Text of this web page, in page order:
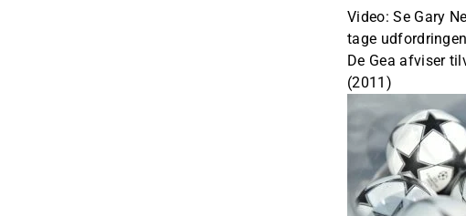
Video: Se Gary
tage
De Gea afviser
(2011)